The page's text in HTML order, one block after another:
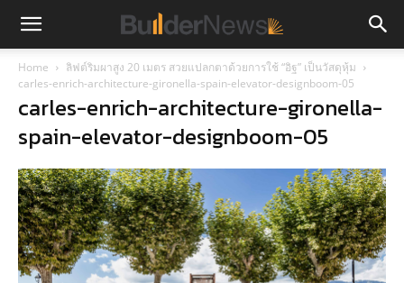
Home
ลิฟต์ริมผาสูง 20 เมตร สวยแปลกตาด้วยการใช้ “อิฐ” เป็นวัสดุหุ้ม
carles-enrich-architecture-gironella-spain-elevator-designboom-05
carles-enrich-architecture-gironella-
spain-elevator-designboom-05